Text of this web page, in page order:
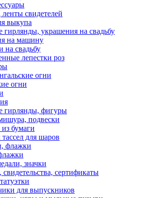
свидетелей
выкупа
украшения на свадьбу
на машину
на свадьбу
лепестки роз
огни
огни
гирлянды, фигуры
подвески
бумаги
для шаров
флажки
значки
сертификаты
для выпускников